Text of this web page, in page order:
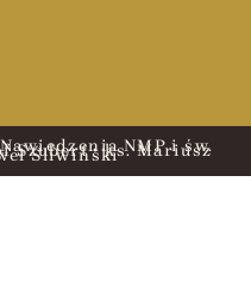
NMP i św.
Szubert • ks. Mariusz
Śliwiński